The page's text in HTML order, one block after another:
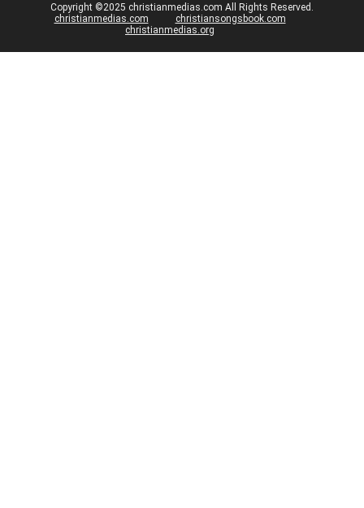
Copyright ©2025 christianmedias.com All Rights Reserved.
christianmedias.com
christiansongsbook.com
christianmedias.org